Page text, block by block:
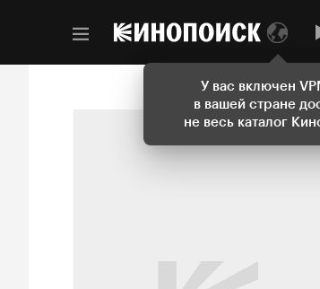
У вас включен
в вашей стране
не весь каталог